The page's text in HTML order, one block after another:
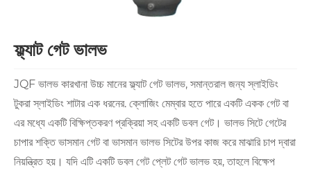
ফ্ল্যাট গেট ভালভ
JQF ভালভ কারখানা উচ্চ মানের ফ্ল্যাট গেট ভালভ, সমান্তরাল জন্য স্লাইডিং
টুকরা স্লাইডিং শাটার এক ধরনের. ক্লোজিং মেম্বার হতে পারে একটি একক গেট বা
এর মধ্যে একটি বিক্ষিপ্তকরণ প্রক্রিয়া সহ একটি ডবল গেট। ভালভ সিটে গেটের
চাপার শক্তি ভাসমান গেট বা ভাসমান ভালভ সিটের উপর কাজ করে মাঝারি চাপ দ্বারা
নিয়ন্ত্রিত হয়। যদি এটি একটি ডবল গেট প্লেট গেট ভালভ হয়, তাহলে বিক্ষেপ